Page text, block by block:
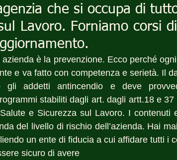
che si occupa di
Lavoro. Forniamo corsi
è la prevenzione. Ecco perché ogni
e va fatto con competenza e serietà. Il
gli addetti antincendio e deve
stabiliti dagli art. dagli artt.18 e
e Sicurezza sul Lavoro. I contenuti
del livello di rischio dell’azienda. Hai
un ente di fiducia a cui affidare tutti i
sicuro di avere